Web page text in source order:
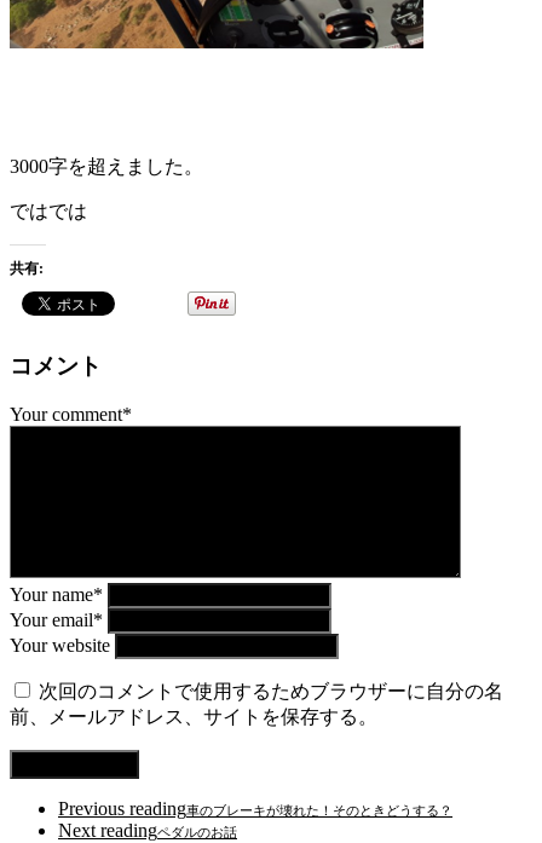
3000字を超えました。
ではでは
共有:
コメント
Your comment*
Your name*
Your email*
Your website
次回のコメントで使用するためブラウザーに自分の名
前、メールアドレス、サイトを保存する。
Previous reading車のブレーキが壊れた！そのときどうする？
Next readingペダルのお話